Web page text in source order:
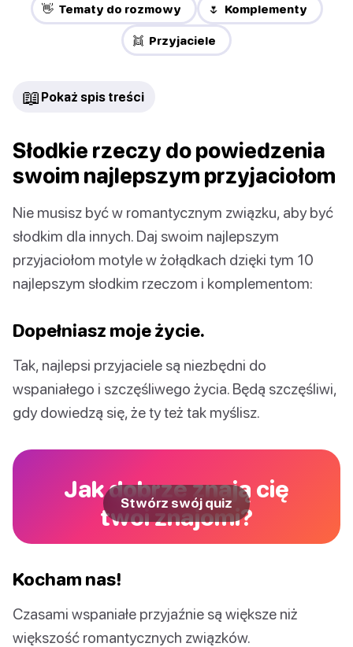
👋 Tematy do rozmowy 🌷 Komplementy
👯 Przyjaciele
📖 Pokaż spis treści
Słodkie rzeczy do powiedzenia
swoim najlepszym przyjaciołom
Nie musisz być w romantycznym związku, aby być
słodkim dla innych. Daj swoim najlepszym
przyjaciołom motyle w żołądkach dzięki tym 10
najlepszym słodkim rzeczom i komplementom:
Dopełniasz moje życie.
Tak, najlepsi przyjaciele są niezbędni do
wspaniałego i szczęśliwego życia. Będą szczęśliwi,
gdy dowiedzą się, że ty też tak myślisz.
Jak dobrze znają cię
twoi znajomi?
Stwórz swój quiz
Kocham nas!
Czasami wspaniałe przyjaźnie są większe niż
większość romantycznych związków.